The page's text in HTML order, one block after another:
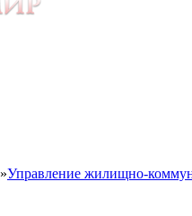
»Управление жилищно-